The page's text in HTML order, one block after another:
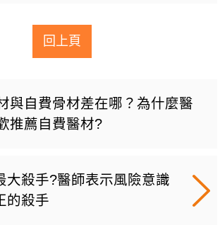
回上頁
與自費骨材差在哪？為什麼醫
推薦自費醫材?
大殺手?醫師表示風險意識
的殺手